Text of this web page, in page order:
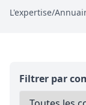
L'expertise/
Filtrer par